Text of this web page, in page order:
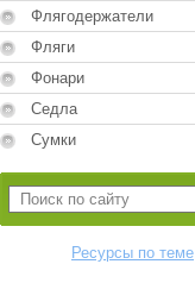
Флягодержатели
Фляги
Фонари
Седла
Сумки
Ресурсы по теме